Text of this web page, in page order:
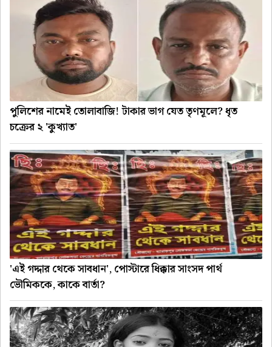
পুলিশের নামেই তোলাবাজি! টাকার ভাগ যেত তৃণমূলে? ধৃত
চক্রের ২ 'কুখ্যাত'
'এই গদ্দার থেকে সাবধান', পোস্টারে ধিক্কার সাংসদ পার্থ
ভৌমিককে, কাকে বার্তা?